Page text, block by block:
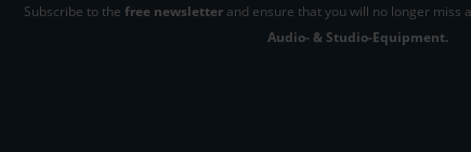
Subscribe to the free newsletterand ensure that you will no longer miss
Audio- & Studio-Equipment.